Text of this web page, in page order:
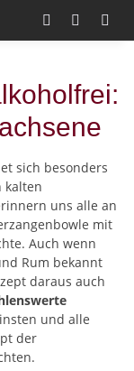
sich besonders
kalten
uns alle an
mit
Auch wenn
Rum bekannt
daraus auch
und alle
der